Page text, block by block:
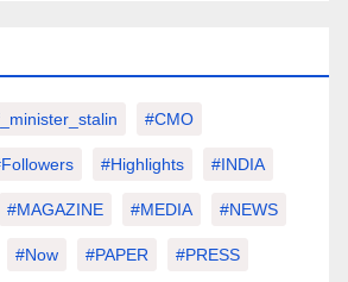
#CMO
#highlights #INDIA
#MAGAZINE #MEDIA #NEWS
#Now #PAPER #PRESS